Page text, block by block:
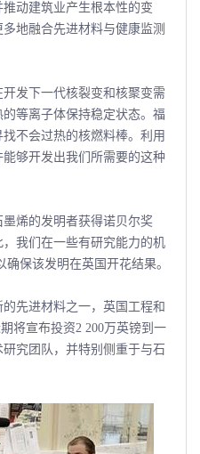
动建筑业产生根本性的变
地融合先进材料与健康监测
发下一代核裂变和核聚变需
等离子体保持稳定状态。福
不会过热的核燃料棒。利用
够开发出我们所需要的这种
烯的发明者获得诺贝尔奖
我们在一些有研究能力的机
保该发明在英国开花结果。
先进材料之一，英国工程和
将宣布投资2 200万英镑到一
究团队，并特别侧重于与石